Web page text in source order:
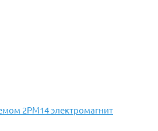
2РМ14 электромагнит